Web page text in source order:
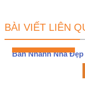
BÀI VIẾT LIÊN
Bán Nhanh Nhà